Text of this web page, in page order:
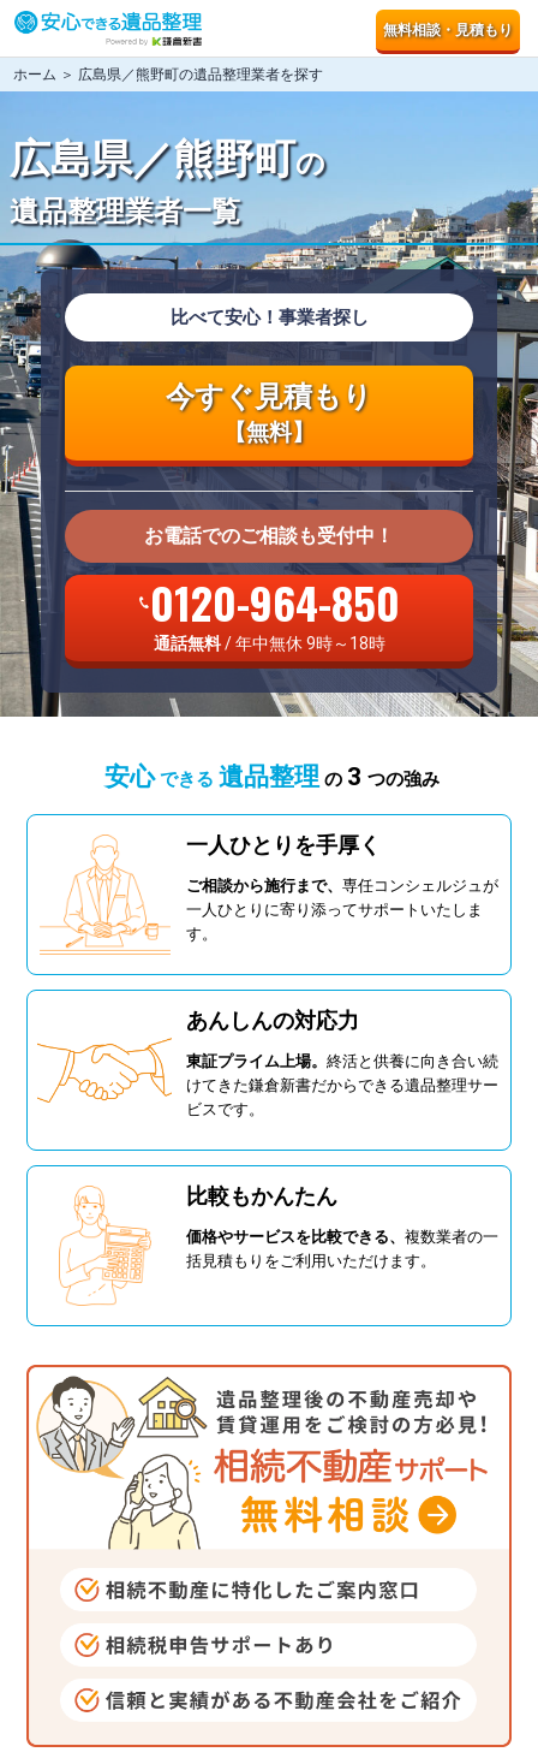
無料相談・見積もり
ホーム ＞ 広島県／熊野町の遺品整理業者を探す
広島県／熊野町の
遺品整理業者一覧
比べて安心！事業者探し
今すぐ見積もり
【無料】
お電話でのご相談も受付中！
0120-964-850
通話無料/ 年中無休 9時～18時
安心 できる 遺品整理 の 3 つの強み
一人ひとりを手厚く
ご相談から施行まで、専任コンシェルジュが
一人ひとりに寄り添ってサポートいたしま
す。
あんしんの対応力
東証プライム上場。終活と供養に向き合い続
けてきた鎌倉新書だからできる遺品整理サー
ビスです。
比較もかんたん
価格やサービスを比較できる、複数業者の一
括見積もりをご利用いただけます。